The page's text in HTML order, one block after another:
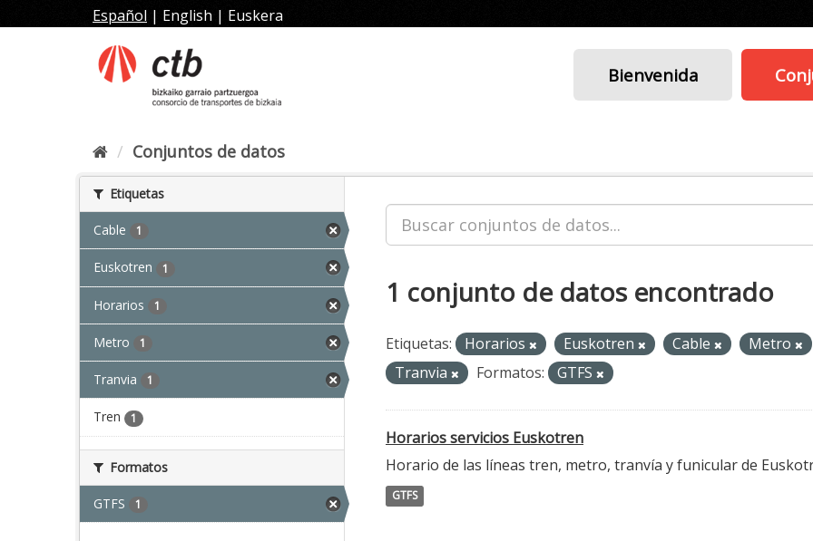
al
Español | English | Euskera
Bienvenida
Conjuntos de datos
Etiquetas
Cable 1
Euskotren 1
Horarios 1
Metro 1
Tranvia 1
Tren 1
Formatos
GTFS 1
1 conjunto de datos encontrado
Etiquetas: Horarios Euskotren Cable
Metro
Tranvia
Formatos: GTFS
Horarios servicios Euskotren
Horario de las líneas tren, metro, tranvía y funicular de
GTFS